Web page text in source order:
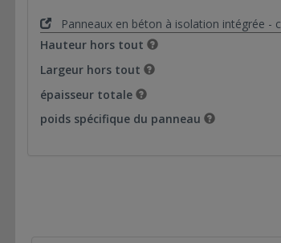
Panneaux en béton à isolation intégrée -
Hauteur hors tout
Largeur hors tout
épaisseur totale
poids spécifique du panneau